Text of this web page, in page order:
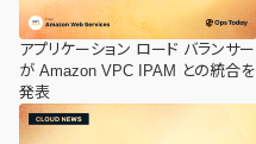
アプリケーション ロード バランサー
が Amazon VPC IPAM との統合を
発表